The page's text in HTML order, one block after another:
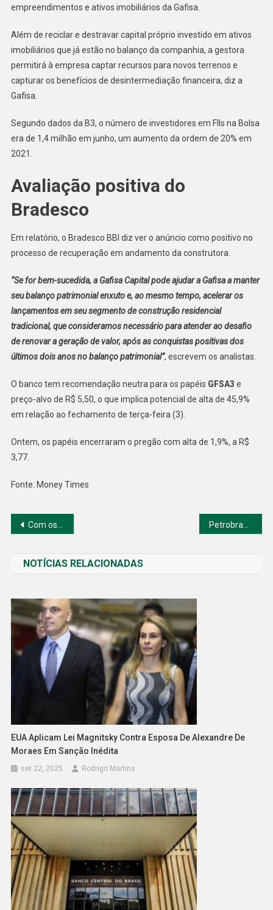
empreendimentos e ativos imobiliários da Gafisa.
Além de reciclar e destravar capital próprio investido em ativos
imobiliários que já estão no balanço da companhia, a gestora
permitirá à empresa captar recursos para novos terrenos e
capturar os benefícios de desintermediação financeira, diz a
Gafisa.
Segundo dados da B3, o número de investidores em FIIs na Bolsa
era de 1,4 milhão em junho, um aumento da ordem de 20% em
2021.
Avaliação positiva do
Bradesco
Em relatório, o Bradesco BBI diz ver o anúncio como positivo no
processo de recuperação em andamento da construtora.
“Se for bem-sucedida, a Gafisa Capital pode ajudar a Gafisa a manter
seu balanço patrimonial enxuto e, ao mesmo tempo, acelerar os
lançamentos em seu segmento de construção residencial
tradicional, que consideramos necessário para atender ao desafio
de renovar a geração de valor, após as conquistas positivas dos
últimos dois anos no balanço patrimonial”, escrevem os analistas.
O banco tem recomendação neutra para os papéis GFSA3 e
preço-alvo de R$ 5,50, o que implica potencial de alta de 45,9%
em relação ao fechamento de terça-feira (3).
Ontem, os papéis encerraram o pregão com alta de 1,9%, a R$
3,77.
Fonte: Money Times
Navegação
Post
Com os resultados da Heineken o que vemos sobre a Ambev?
NOTÍCIAS RELACIONADAS
EUA Aplicam Lei Magnitsky Contra Esposa De Alexandre De
Moraes Em Sanção Inédita
set 22, 2025 Rodrigo Martins